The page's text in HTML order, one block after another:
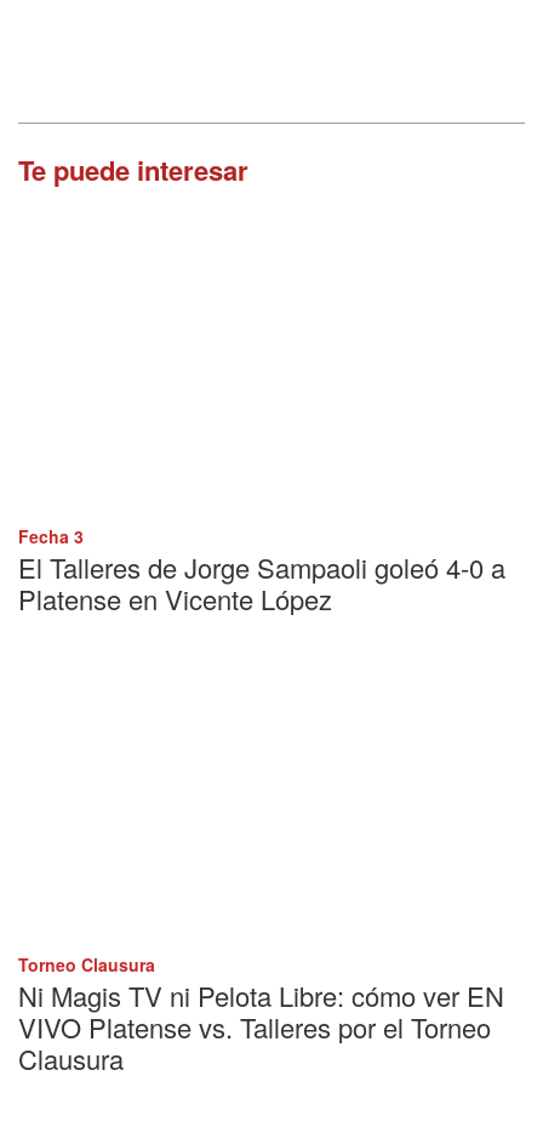
Te puede interesar
Fecha 3
El Talleres de Jorge Sampaoli goleó 4-0 a
Platense en Vicente López
Torneo Clausura
Ni Magis TV ni Pelota Libre: cómo ver EN
VIVO Platense vs. Talleres por el Torneo
Clausura